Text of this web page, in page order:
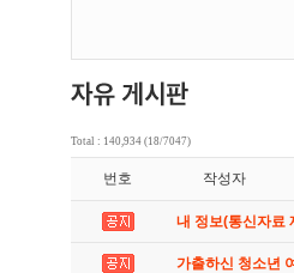
Total : 140,934 (18/7047)
번호 작성자
내 정보(통신자료
가출하신 청소년